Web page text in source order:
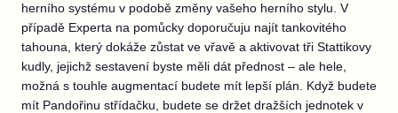
herního systému v podobě změny vašeho herního stylu. V
případě Experta na pomůcky doporučuju najít tankovitého
tahouna, který dokáže zůstat ve vřavě a aktivovat tři Stattikovy
kudly, jejichž sestavení byste měli dát přednost – ale hele,
možná s touhle augmentací budete mít lepší plán. Když budete
mít Pandořinu střídačku, budete se držet dražších jednotek v